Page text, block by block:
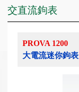
交直流鉤表
PROVA 1200
大電流迷你鉤表